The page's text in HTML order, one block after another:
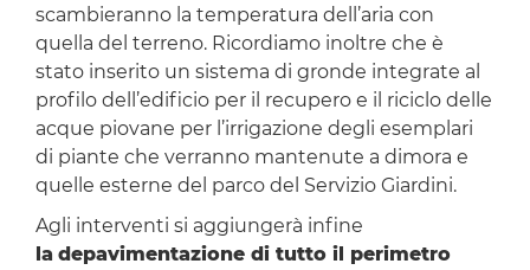
scambieranno la temperatura dell’aria con
quella del terreno. Ricordiamo inoltre che è
stato inserito un sistema di gronde integrate al
profilo dell’edificio per il recupero e il riciclo delle
acque piovane per l’irrigazione degli esemplari
di piante che verranno mantenute a dimora e
quelle esterne del parco del Servizio Giardini.
Agli interventi si aggiungerà infine
la depavimentazione di tutto il perimetro